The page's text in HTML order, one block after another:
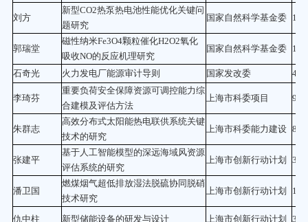
刘方
新型CO2热泵热电池性能优化关键问
题研究
国家自然科学基金委 10
郭瑞堂
磁性纳米Fe3O4颗粒催化H2O2氧化
吸收NO的反应机理研究
国家自然科学基金委 10
石奇光 火力发电厂能源审计导则 国家发改委 4
李琦芬
重要负荷安全保障资源可调控能力综
合建模及评估方法
上海市科委项目 90
朱群志
高效分布式太阳能热电联供系统关键
技术的研究
上海市科委能力建设 80
张建平
基于人工智能模型的深远海域风资源
评估系统的研究
上海市创新行动计划 30
潘卫国
燃煤烟气超低排放湿法脱硫协同脱硝
技术研究
上海市创新行动计划 100
仇中柱 新型储能设备的研发与设计 上海市创新行动计划 30